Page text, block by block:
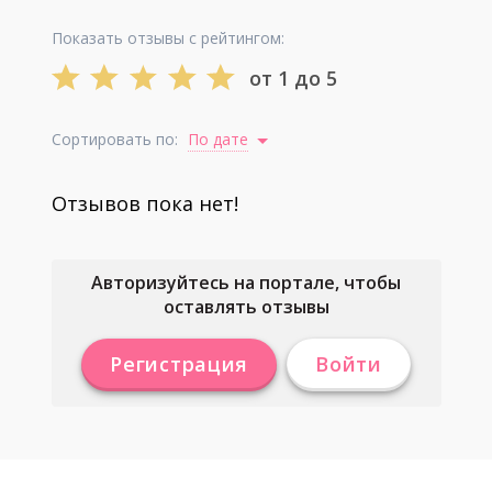
Показать отзывы с рейтингом:
от 1 до 5
Сортировать по: По дате
Отзывов пока нет!
Авторизуйтесь на портале, чтобы
оставлять отзывы
Регистрация Войти